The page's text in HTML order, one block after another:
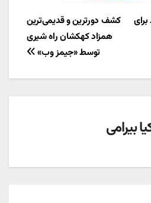
کشف دورترین و قدیمی‌ترین
همزاد کهکشان راه شیری
توسط «جیمز وب»
بیرامی